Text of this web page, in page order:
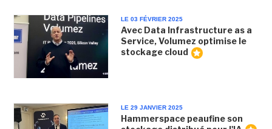
LE 03 FÉVRIER 2025
Avec Data Infrastructure as a
Service, Volumez optimise le
stockage cloud
LE 29 JANVIER 2025
Hammerspace peaufine son